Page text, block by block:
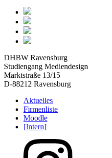
DHBW Ravensburg
Studiengang Mediendesign
Marktstraße 13/15
D-88212 Ravensburg
Aktuelles
Firmenliste
Moodle
[Intern]